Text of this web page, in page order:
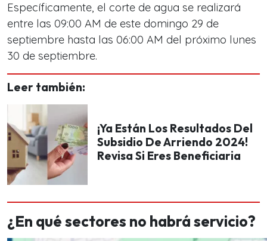
Específicamente, el corte de agua se realizará
entre las 09:00 AM de este domingo 29 de
septiembre hasta las 06:00 AM del próximo lunes
30 de septiembre.
Leer también:
¡Ya Están Los Resultados Del
Subsidio De Arriendo 2024!
Revisa Si Eres Beneficiaria
¿En qué sectores no habrá servicio?